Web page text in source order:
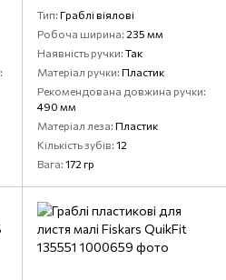
Тип Граблі віялові
Робоча ширина 235 мм
Наявність ручки Так
Матеріал ручки Пластик
Рекомендована довжина ручки
490 мм
Матеріал леза Пластик
Кількість зубів 12
Вага 172 гр